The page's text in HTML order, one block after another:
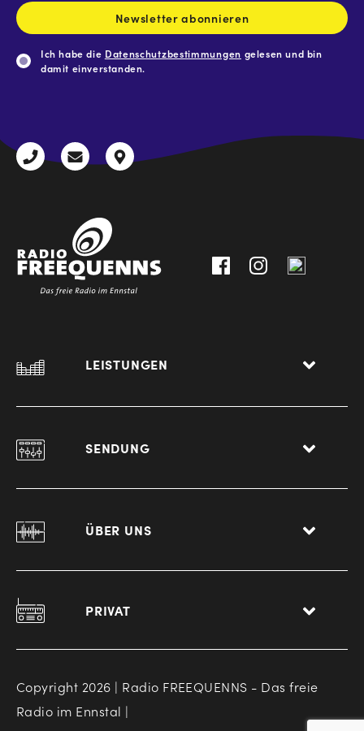
Newsletter abonnieren
Ich habe die Datenschutzbestimmungen gelesen und bin
damit einverstanden.
+43
radio@freequenns.at
Kulturhausstraße
LEISTUNGEN
SENDUNG
ÜBER UNS
PRIVAT
Copyright 2026 | Radio FREEQUENNS - Das freie
Radio im Ennstal |